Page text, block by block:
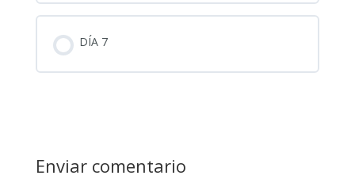
DÍA 7
Enviar comentario